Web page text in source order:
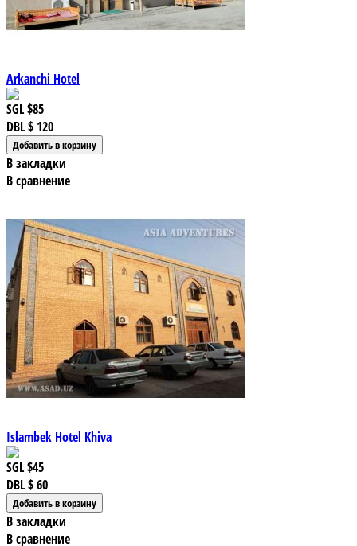
Arkanchi Hotel
SGL$85
DBL$ 120
В закладки
В сравнение
Islambek Hotel Khiva
SGL$45
DBL$ 60
В закладки
В сравнение